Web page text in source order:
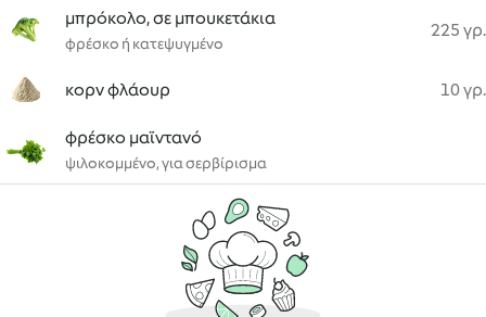
μπρόκολο, σε μπουκετάκια
φρέσκο ή κατεψυγμένο
225 γρ.
κορν φλάουρ 10 γρ.
φρέσκο μαϊντανό
ψιλοκομμένο, για σερβίρισμα